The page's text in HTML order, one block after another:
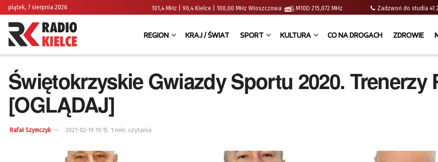
piątek, 7 sierpnia 2026 101,4 MHz | 90,4 Kielce | 100,00 MHz Włoszczowa M10D 215,072 MHz Zadzwoń do studia
REGION KRAJ / ŚWIAT SPORT KULTURA CO NA DROGACH ZDROWIE
Świętokrzyskie Gwiazdy Sportu 2020. Trenerzy
[OGLĄDAJ]
Rafał Szymczyk 2021-02-19 19:15 1 min. czytania